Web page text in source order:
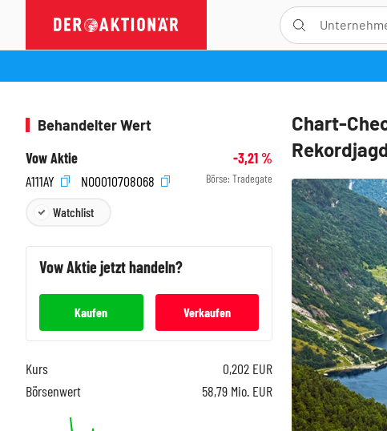
Chart-
Behandelter Wert
Vow Aktie
-3,21%
A111AY
NO0010708068 Börse: Tradegate
Watchlist
VowAktie jetzt handeln?
Kaufen Verkaufen
Kurs 0,202 EUR
Börsenwert
58,79 Mio. EUR